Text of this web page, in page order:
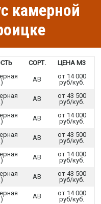
камерной
СОРТ. ЦЕНА М3
АВ
от 14 000
руб/куб.
АВ
от 43 500
руб/куб.
АВ
от 14 000
руб/куб.
АВ
от 43 500
руб/куб.
АВ
от 14 000
руб/куб.
АВ
от 43 500
руб/куб.
АВ
от 14 000
руб/куб.